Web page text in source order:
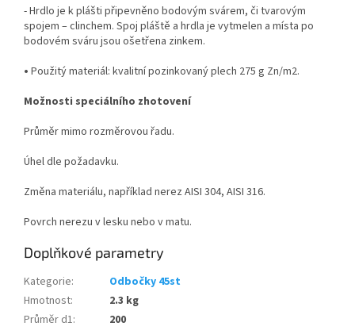
- Hrdlo je k plášti připevněno bodovým svárem, či tvarovým
spojem – clinchem. Spoj pláště a hrdla je vytmelen a místa po
bodovém sváru jsou ošetřena zinkem.
• Použitý materiál: kvalitní pozinkovaný plech 275 g Zn/m2.
Možnosti speciálního zhotovení
Průměr mimo rozměrovou řadu.
Úhel dle požadavku.
Změna materiálu, například nerez AISI 304, AISI 316.
Povrch nerezu v lesku nebo v matu.
Doplňkové parametry
Kategorie:
Odbočky 45st
Hmotnost:
2.3 kg
Průměr d1:
200